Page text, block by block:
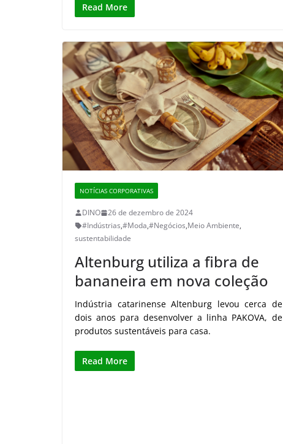
Read More
NOTÍCIAS CORPORATIVAS
DINO
26 de dezembro de 2024
#Indústrias,#Moda,#Negócios,Meio Ambiente,
sustentabilidade
Altenburg utiliza a fibra de
bananeira em nova coleção
Indústria catarinense Altenburg levou cerca de
dois anos para desenvolver a linha PAKOVA, de
produtos sustentáveis para casa.
Read More